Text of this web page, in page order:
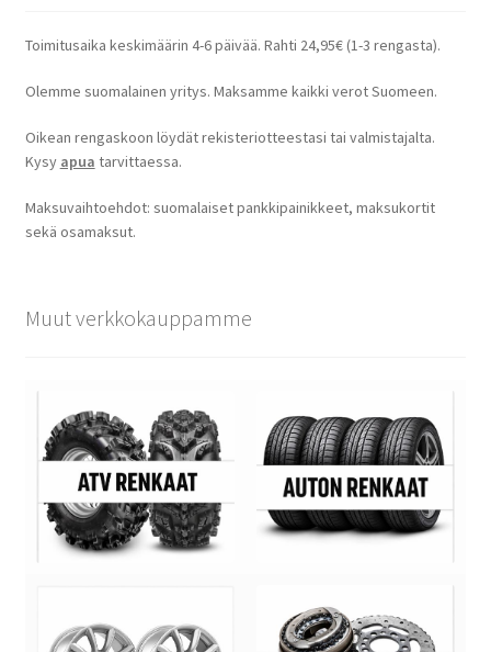
Toimitusaika keskimäärin 4-6 päivää. Rahti 24,95€ (1-3 rengasta).
Olemme suomalainen yritys. Maksamme kaikki verot Suomeen.
Oikean rengaskoon löydät rekisteriotteestasi tai valmistajalta.
Kysy apua tarvittaessa.
Maksuvaihtoehdot: suomalaiset pankkipainikkeet, maksukortit
sekä osamaksut.
Muut verkkokauppamme